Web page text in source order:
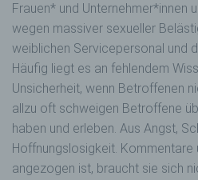
Frauen* und Unternehmer*innen
wegen massiver sexueller
weiblichen Servicepersonal und
Häufig liegt es an fehlendem
Unsicherheit, wenn Betroffenen
allzu oft schweigen Betroffene
haben und erleben. Aus Angst,
Hoffnungslosigkeit. Kommentare
angezogen ist, braucht sie sich